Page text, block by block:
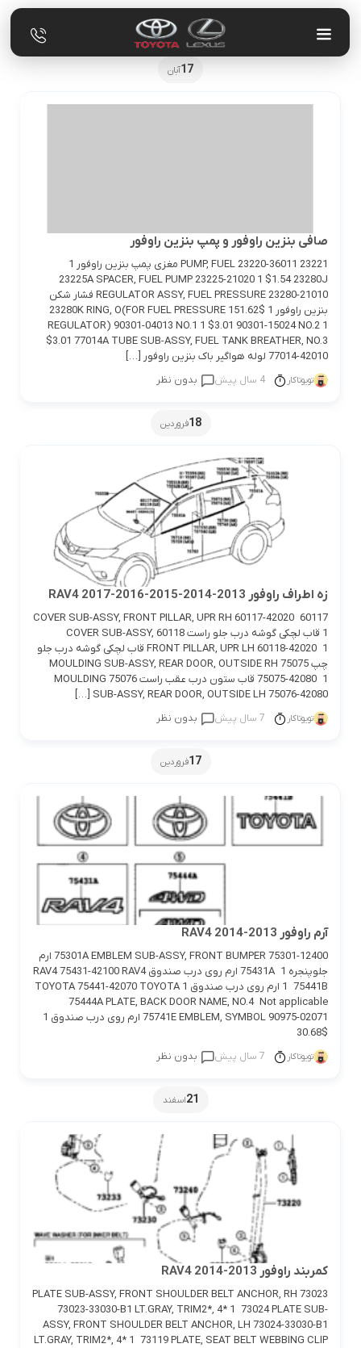
17آبان
صافی بنزین راوفور و پمپ بنزین راوفور
23221 PUMP, FUEL 23220-36011 مغزی پمپ بنزین راوفور 1
23225A SPACER, FUEL PUMP 23225-21020 1 $1.54 23280J
REGULATOR ASSY, FUEL PRESSURE 23280-21010 فشار شکن
بنزین راوفور 1 $151.62 23280K RING, O(FOR FUEL PRESSURE
REGULATOR) 90301-04013 NO.1 1 $3.01 90301-15024 NO.2 1
$3.01 77014A TUBE SUB-ASSY, FUEL TANK BREATHER, NO.3
77014-42010 لوله هواگیر باک بنزین راوفور […]
تویوتاکار 4 سال پیش بدون نظر
18فروردین
زه اطراف راوفور 2013-2014-2015-2016-2017 RAV4
60117 COVER SUB-ASSY, FRONT PILLAR, UPR RH 60117-42020
1 قاب لچکی گوشه درب جلو راست 60118 COVER SUB-ASSY,
FRONT PILLAR, UPR LH 60118-42020 1 قاب لچکی گوشه درب جلو
چپ 75075 MOULDING SUB-ASSY, REAR DOOR, OUTSIDE RH
75075-42080 1 قاب ستون درب عقب راست 75076 MOULDING
SUB-ASSY, REAR DOOR, OUTSIDE LH 75076-42080 […]
تویوتاکار 7 سال پیش بدون نظر
17فروردین
آرم راوفور 2013-2014 RAV4
75301A EMBLEM SUB-ASSY, FRONT BUMPER 75301-12400 ارم
جلوپنجره 1 75431A ارم روی درب صندوق RAV4 75431-42100 RAV4
1 75441B ارم روی درب صندوق TOYOTA 75441-42070 TOYOTA 1
75444A PLATE, BACK DOOR NAME, NO.4 Not applicable
75741E EMBLEM, SYMBOL 90975-02071 ارم روی درب صندوق 1
$30.68
تویوتاکار 7 سال پیش بدون نظر
21اسفند
کمربند راوفور 2013-2014 RAV4
73023 PLATE SUB-ASSY, FRONT SHOULDER BELT ANCHOR, RH
73023-33030-B1 LT.GRAY, TRIM2*, 4* 1 73024 PLATE SUB-
ASSY, FRONT SHOULDER BELT ANCHOR, LH 73024-33030-B1
LT.GRAY, TRIM2*, 4* 1 73119 PLATE, SEAT BELT WEBBING CLIP